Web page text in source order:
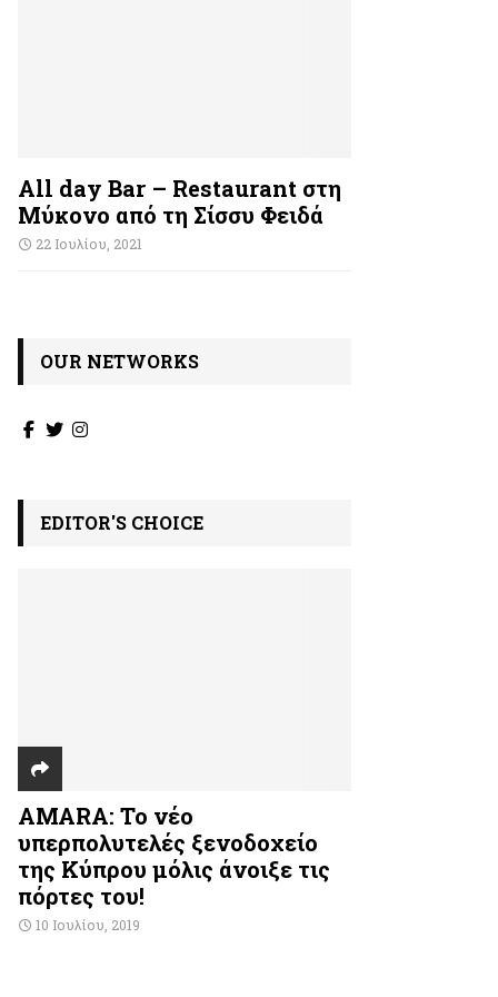
All day Bar – Restaurant στη
Μύκονο από τη Σίσσυ Φειδά
22 Ιουλίου, 2021
OUR NETWORKS
EDITOR'S CHOICE
AMARA: Το νέο
υπερπολυτελές ξενοδοχείο
της Κύπρου μόλις άνοιξε τις
πόρτες του!
10 Ιουλίου, 2019